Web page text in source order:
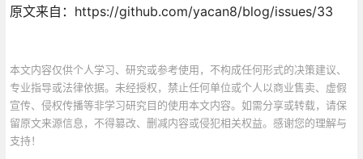
原文来自：https://github.com/yacan8/blog/issues/33
本文内容仅供个人学习、研究或参考使用，不构成任何形式的决策建议、
专业指导或法律依据。未经授权，禁止任何单位或个人以商业售卖、虚假
宣传、侵权传播等非学习研究目的使用本文内容。如需分享或转载，请保
留原文来源信息，不得篡改、删减内容或侵犯相关权益。感谢您的理解与
支持！